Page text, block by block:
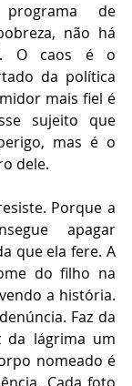
de
não há
O caos é o
da política
mais fiel é
sujeito que
mas é o
dele.
Porque a
apagar
que ela fere. A
do filho na
a história.
Faz da
da lágrima um
nomeado é